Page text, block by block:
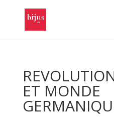
ET MONDE